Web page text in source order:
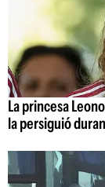
La princesa
la persiguió